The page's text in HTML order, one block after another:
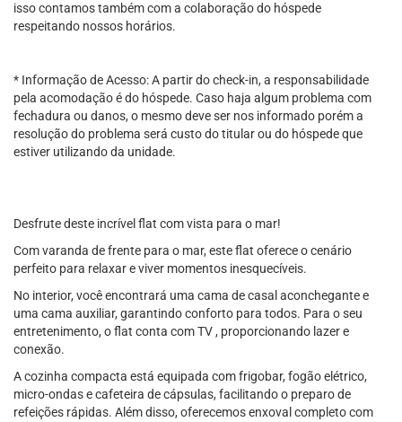
isso contamos também com a colaboração do hóspede
respeitando nossos horários.
* Informação de Acesso: A partir do check-in, a responsabilidade
pela acomodação é do hóspede. Caso haja algum problema com
fechadura ou danos, o mesmo deve ser nos informado porém a
resolução do problema será custo do titular ou do hóspede que
estiver utilizando da unidade.
Desfrute deste incrível flat com vista para o mar!
Com varanda de frente para o mar, este flat oferece o cenário
perfeito para relaxar e viver momentos inesquecíveis.
No interior, você encontrará uma cama de casal aconchegante e
uma cama auxiliar, garantindo conforto para todos. Para o seu
entretenimento, o flat conta com TV , proporcionando lazer e
conexão.
A cozinha compacta está equipada com frigobar, fogão elétrico,
micro-ondas e cafeteira de cápsulas, facilitando o preparo de
refeições rápidas. Além disso, oferecemos enxoval completo com